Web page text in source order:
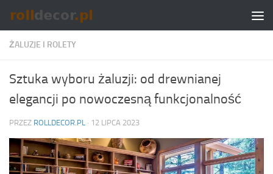
Skip to content
ŻALUZJE I ROLETY
Sztuka wyboru żaluzji: od drewnianej
elegancji po nowoczesną funkcjonalność
PRZEZ ROLLDECOR.PL · 12 LIPCA 2023